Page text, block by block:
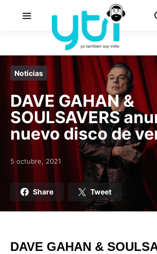
Noticias
DAVE GAHAN &
SOULSAVERS
nuevo disco de
Posted on
5 octubre, 2021
Share Tweet
DAVE GAHAN &